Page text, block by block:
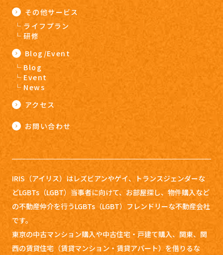
その他サービス
ライフプラン
研修
Blog/Event
Blog
Event
News
アクセス
お問い合わせ
IRIS（アイリス）はレズビアンやゲイ、トランスジェンダーな
どLGBTs（LGBT）当事者に向けて、お部屋探し、 物件購入など
の不動産仲介を行うLGBTs（LGBT）フレンドリーな不動産会社
です。
東京の中古マンション購入や中古住宅・戸建て購入、関東、関
西の賃貸住宅（賃貸マンション・賃貸アパート）を借りるな